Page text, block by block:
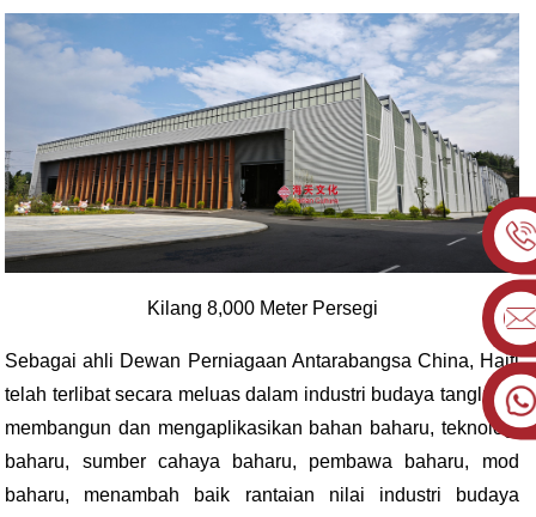
Kilang 8,000 Meter Persegi
Sebagai ahli Dewan Perniagaan Antarabangsa China, Haiti
telah terlibat secara meluas dalam industri budaya tanglung,
membangun dan mengaplikasikan bahan baharu, teknologi
baharu, sumber cahaya baharu, pembawa baharu, mod
baharu, menambah baik rantaian nilai industri budaya